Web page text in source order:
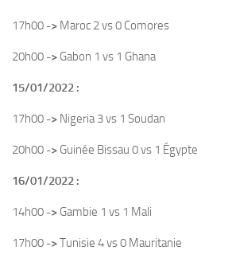
17h00 -> Maroc 2 vs 0 Comores
20h00 -> Gabon 1 vs 1 Ghana
15/01/2022 :
17h00 -> Nigeria 3 vs 1 Soudan
20h00 -> Guinée Bissau 0 vs 1 Égypte
16/01/2022 :
14h00 -> Gambie 1 vs 1 Mali
17h00 ->Tunisie 4 vs 0 Mauritanie